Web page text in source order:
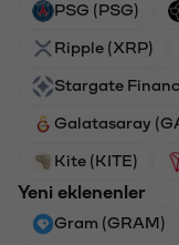
PSG (PSG)
Ripple (XRP)
Stargate
Galatasaray
Kite (KITE)
Yeni eklenenler
Gram (GRAM)